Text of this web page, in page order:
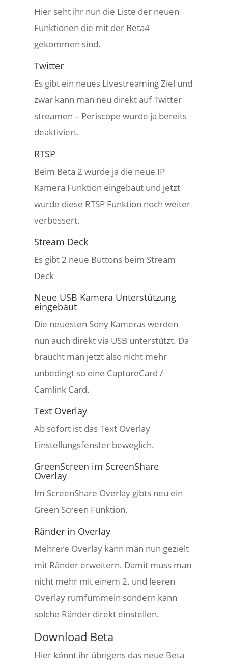
Hier seht ihr nun die Liste der neuen
Funktionen die mit der Beta4
gekommen sind.
Twitter
Es gibt ein neues Livestreaming Ziel und
zwar kann man neu direkt auf Twitter
streamen – Periscope wurde ja bereits
deaktiviert.
RTSP
Beim Beta 2 wurde ja die neue IP
Kamera Funktion eingebaut und jetzt
wurde diese RTSP Funktion noch weiter
verbessert.
Stream Deck
Es gibt 2 neue Buttons beim Stream
Deck
Neue USB Kamera Unterstützung
eingebaut
Die neuesten Sony Kameras werden
nun auch direkt via USB unterstützt. Da
braucht man jetzt also nicht mehr
unbedingt so eine CaptureCard /
Camlink Card.
Text Overlay
Ab sofort ist das Text Overlay
Einstellungsfenster beweglich.
GreenScreen im ScreenShare
Overlay
Im ScreenShare Overlay gibts neu ein
Green Screen Funktion.
Ränder in Overlay
Mehrere Overlay kann man nun gezielt
mit Rànder erweitern. Damit muss man
nicht mehr mit einem 2. und leeren
Overlay rumfummeln sondern kann
solche Ränder direkt einstellen.
Download Beta
Hier könnt ihr übrigens das neue Beta